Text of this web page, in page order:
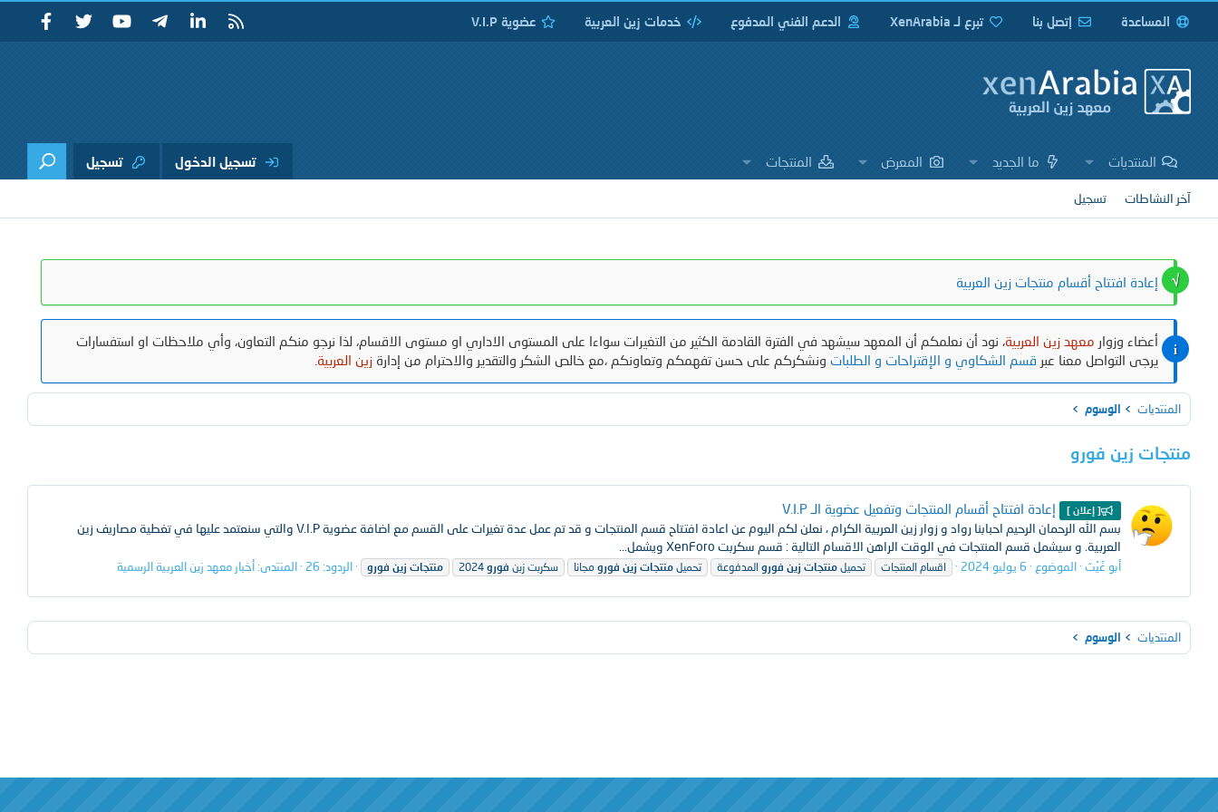
المساعدة إتصل بنا تبرع لـ XenArabia الدعم الفني المدفوع خدمات زين العربية عضوية V.I.P
المنتديات ما الجديد المعرض المنتجات تسجيل الدخول تسجيل
آخر النشاطات تسجيل
إعادة افتتاح أقسام منتجات زين العربية
أعضاء وزوار معهد زين العربية، نود أن نعلمكم أن المعهد سيشهد في الفترة القادمة الكثير من التغيرات سواءا على المستوى الاداري او مستوى الاقسام، لذا نرجو منكم التعاون، وأي ملاحظات او استفسارات
يرجى التواصل معنا عبر قسم الشكاوي و الإقتراحات و الطلبات ونشكركم على حسن تفهمكم وتعاونكم ،مع خالص الشكر والتقدير والاحترام من إدارةزين العربية
المنتديات الوسوم
منتجات زين فورو
[ إعلان ] إعادة افتتاح أقسام المنتجات وتفعيل عضوية الـ V.I.P
بسم الله الرحمان الرحيم احبابنا رواد و زوار زين العربية الكرام ، نعلن لكم اليوم عن اعادة افتتاح قسم المنتجات و قد تم عمل عدة تغيرات على القسم مع اضافة عضوية V.I.P والتي سنعتمد عليها في تغطية مصاريف زين
العربية. و سيشمل قسم المنتجات في الوقت الراهن الاقسام التالية : قسم سكربت XenForo ويشمل...
أبو غَيْث الموضوع 6 يوليو 2024 اقسام المنتجات تحميل منتجات زين فورو المدفوعة تحميل منتجات زين فورو مجانا سكربت زبن فورو منتجات زين فورو الردود: 26 المنتدى:أخبار معهد زين العربية الرسمية
المنتديات الوسوم